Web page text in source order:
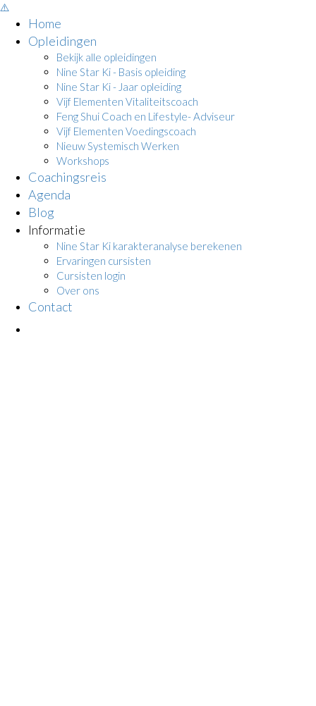
Home
Opleidingen
Bekijk alle opleidingen
Nine Star Ki - Basis opleiding
Nine Star Ki - Jaar opleiding
Vijf Elementen Vitaliteitscoach
Feng Shui Coach en Lifestyle- Adviseur
Vijf Elementen Voedingscoach
Nieuw Systemisch Werken
Workshops
Coachingsreis
Agenda
Blog
Informatie
Nine Star Ki karakteranalyse berekenen
Ervaringen cursisten
Cursisten login
Over ons
Contact